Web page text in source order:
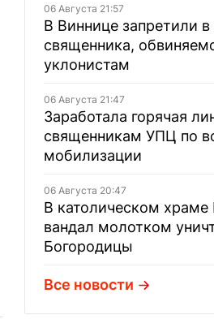
06 Августа 21:57
В Виннице запретили
священника,
уклонистам
06 Августа 21:47
Заработала горячая
священникам УПЦ по
мобилизации
06 Августа 20:47
В католическом
вандал молотком
Богородицы
Все новости